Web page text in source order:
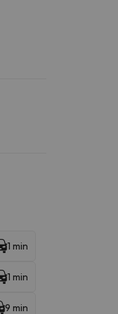
1 min
1 min
9 min